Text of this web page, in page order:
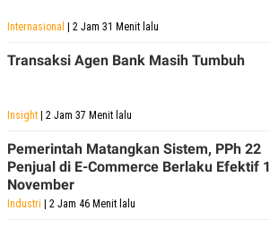
Internasional | 2 Jam 31 Menit lalu
Transaksi Agen Bank Masih Tumbuh
Insight | 2 Jam 37 Menit lalu
Pemerintah Matangkan Sistem, PPh 22
Penjual di E-Commerce Berlaku Efektif 1
November
Industri | 2 Jam 46 Menit lalu